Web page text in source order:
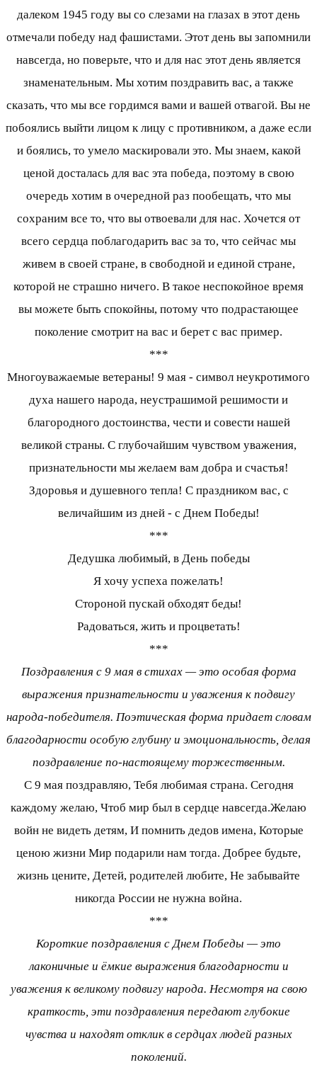
далеком 1945 году вы со слезами на глазах в этот день
отмечали победу над фашистами. Этот день вы запомнили
навсегда, но поверьте, что и для нас этот день является
знаменательным. Мы хотим поздравить вас, а также
сказать, что мы все гордимся вами и вашей отвагой. Вы не
побоялись выйти лицом к лицу с противником, а даже если
и боялись, то умело маскировали это. Мы знаем, какой
ценой досталась для вас эта победа, поэтому в свою
очередь хотим в очередной раз пообещать, что мы
сохраним все то, что вы отвоевали для нас. Хочется от
всего сердца поблагодарить вас за то, что сейчас мы
живем в своей стране, в свободной и единой стране,
которой не страшно ничего. В такое неспокойное время
вы можете быть спокойны, потому что подрастающее
поколение смотрит на вас и берет с вас пример.
***
Многоуважаемые ветераны! 9 мая - символ неукротимого
духа нашего народа, неустрашимой решимости и
благородного достоинства, чести и совести нашей
великой страны. С глубочайшим чувством уважения,
признательности мы желаем вам добра и счастья!
Здоровья и душевного тепла! С праздником вас, с
величайшим из дней - с Днем Победы!
***
Дедушка любимый, в День победы
Я хочу успеха пожелать!
Стороной пускай обходят беды!
Радоваться, жить и процветать!
***
Поздравления с 9 мая в стихах — это особая форма
выражения признательности и уважения к подвигу
народа-победителя. Поэтическая форма придает словам
благодарности особую глубину и эмоциональность, делая
поздравление по-настоящему торжественным.
С 9 мая поздравляю, Тебя любимая страна. Сегодня
каждому желаю, Чтоб мир был в сердце навсегда.Желаю
войн не видеть детям, И помнить дедов имена, Которые
ценою жизни Мир подарили нам тогда. Добрее будьте,
жизнь цените, Детей, родителей любите, Не забывайте
никогда России не нужна война.
***
Короткие поздравления с Днем Победы — это
лаконичные и ёмкие выражения благодарности и
уважения к великому подвигу народа. Несмотря на свою
краткость, эти поздравления передают глубокие
чувства и находят отклик в сердцах людей разных
поколений.